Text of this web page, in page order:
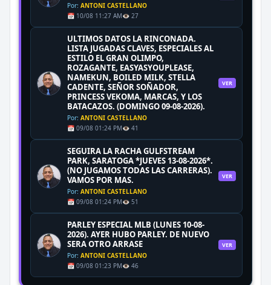
Por: ANTONI CASTELLANO
📅 10/08 11:27 AM👁️ 27
ULTIMOS DATOS LA RINCONADA.
LISTA JUGADAS CLAVES, ESPECIALES AL
ESTILO EL GRAN OLIMPO,
ROZAGANTE, EASYASYOUPLEASE,
NAMEKUN, BOILED MILK, STELLA
CADENTE, SEÑOR SOÑADOR,
PRINCESS VEKOMA, MARCAS, Y LOS
BATACAZOS. (DOMINGO 09-08-2026).
Por: ANTONI CASTELLANO
📅 09/08 01:24 PM👁️ 41
VER
SEGUIRA LA RACHA GULFSTREAM
PARK, SARATOGA *JUEVES 13-08-2026*.
(NO JUGAMOS TODAS LAS CARRERAS).
VAMOS POR MAS.
Por: ANTONI CASTELLANO
📅 09/08 01:24 PM👁️ 51
VER
PARLEY ESPECIAL MLB (LUNES 10-08-
2026). AYER HUBO PARLEY. DE NUEVO
SERA OTRO ARRASE
Por: ANTONI CASTELLANO
📅 09/08 01:23 PM👁️ 46
VER